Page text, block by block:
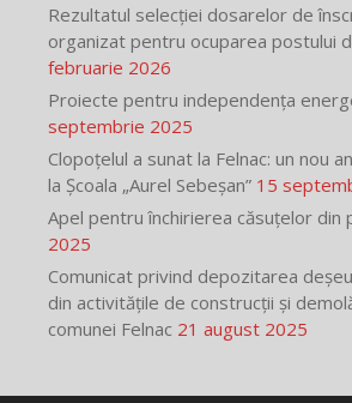
Rezultatul selecției dosarelor de
organizat pentru ocuparea postului
februarie 2026
Proiecte pentru independența
septembrie 2025
Clopoțelul a sunat la Felnac: un nou
la Școala „Aurel Sebeșan” 15
Apel pentru închirierea căsuțelor din
2025
Comunicat privind depozitarea
din activitățile de construcții și
comunei Felnac 21 august 2025